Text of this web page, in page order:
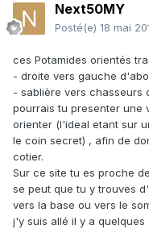
Next50MY
Posté(e) 18 mai
ces Potamides orientés
- droite vers gauche
- sablière vers chasseurs
pourrais tu presenter une
orienter (l'ideal etant sur
le coin secret) , afin de
cotier.
Sur ce site tu es proche
se peut que tu y trouves
vers la base ou vers le
j'y suis allé il y a